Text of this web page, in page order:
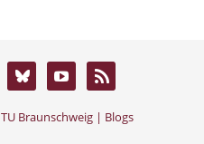
TU Braunschweig | Blogs